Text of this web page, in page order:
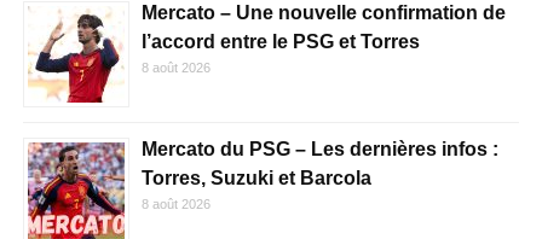
Mercato – Une nouvelle confirmation de
l’accord entre le PSG et Torres
8 août 2026
Mercato du PSG – Les dernières infos :
Torres, Suzuki et Barcola
8 août 2026